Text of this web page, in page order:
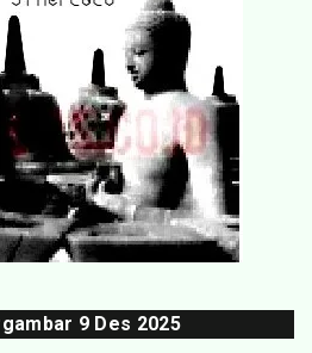
9 Des 2025